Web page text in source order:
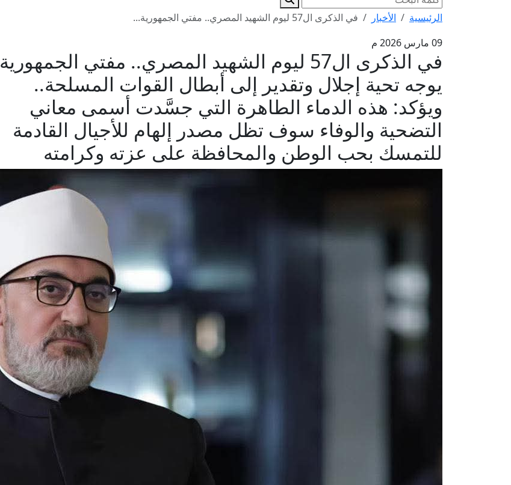
الرئيسية الأخبار
في الذكرى ال57 ليوم الشهيد المصري.. مفتي الجمهورية...
09 مارس 2026 م
في الذكرى ال57 ليوم الشهيد المصري.. مفتي الجمهورية
يوجه تحية إجلال وتقدير إلى أبطال القوات المسلحة..
ويؤكد: هذه الدماء الطاهرة التي جسَّدت أسمى معاني
التضحية والوفاء سوف تظل مصدر إلهام للأجيال القادمة
للتمسك بحب الوطن والمحافظة على عزته وكرامته